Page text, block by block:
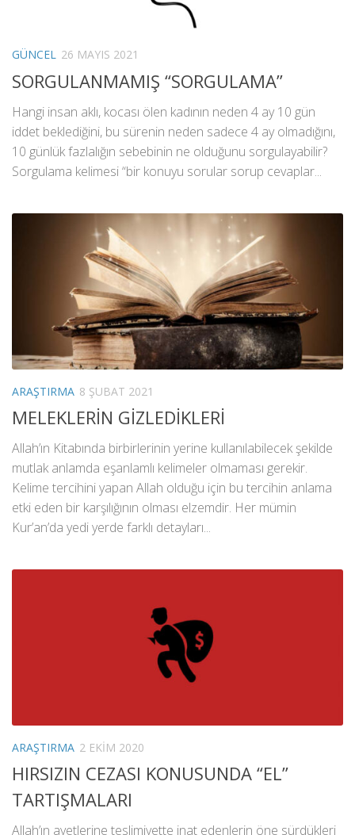
GÜNCEL 26 MAYIS 2021
SORGULANMAMIŞ “SORGULAMA”
Hangi insan aklı, kocası ölen kadının neden 4 ay 10 gün
iddet beklediğini, bu sürenin neden sadece 4 ay olmadığını,
10 günlük fazlalığın sebebinin ne olduğunu sorgulayabilir?
Sorgulama kelimesi “bir konuyu sorular sorup cevaplar...
ARAŞTIRMA 8 ŞUBAT 2021
MELEKLERİN GİZLEDİKLERİ
Allah’ın Kitabında birbirlerinin yerine kullanılabilecek şekilde
mutlak anlamda eşanlamlı kelimeler olmaması gerekir.
Kelime tercihini yapan Allah olduğu için bu tercihin anlama
etki eden bir karşılığının olması elzemdir. Her mümin
Kur’an’da yedi yerde farklı detayları...
ARAŞTIRMA 2 EKIM 2020
HIRSIZIN CEZASI KONUSUNDA “EL”
TARTIŞMALARI
Allah’ın ayetlerine teslimiyette inat edenlerin öne sürdükleri